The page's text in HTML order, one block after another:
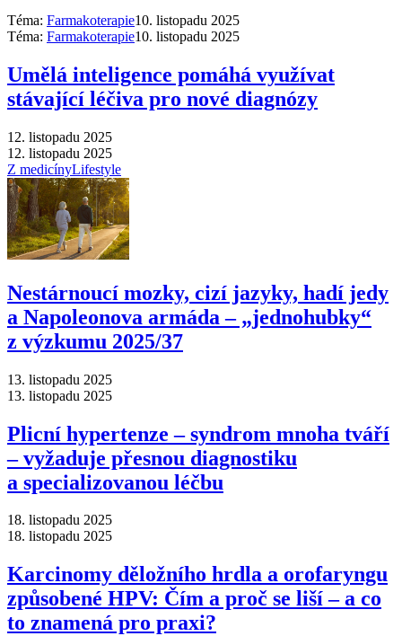
Téma: Farmakoterapie10. listopadu 2025
Téma: Farmakoterapie10. listopadu 2025
Umělá inteligence pomáhá využívat
stávající léčiva pro nové diagnózy
12. listopadu 2025
12. listopadu 2025
Z medicínyLifestyle
Nestárnoucí mozky, cizí jazyky, hadí jedy
a Napoleonova armáda –⁠ „jednohubky“
z výzkumu 2025/37
13. listopadu 2025
13. listopadu 2025
Plicní hypertenze –⁠ syndrom mnoha tváří
–⁠ vyžaduje přesnou diagnostiku
a specializovanou léčbu
18. listopadu 2025
18. listopadu 2025
Karcinomy děložního hrdla a orofaryngu
způsobené HPV: Čím a proč se liší –⁠ a co
to znamená pro praxi?